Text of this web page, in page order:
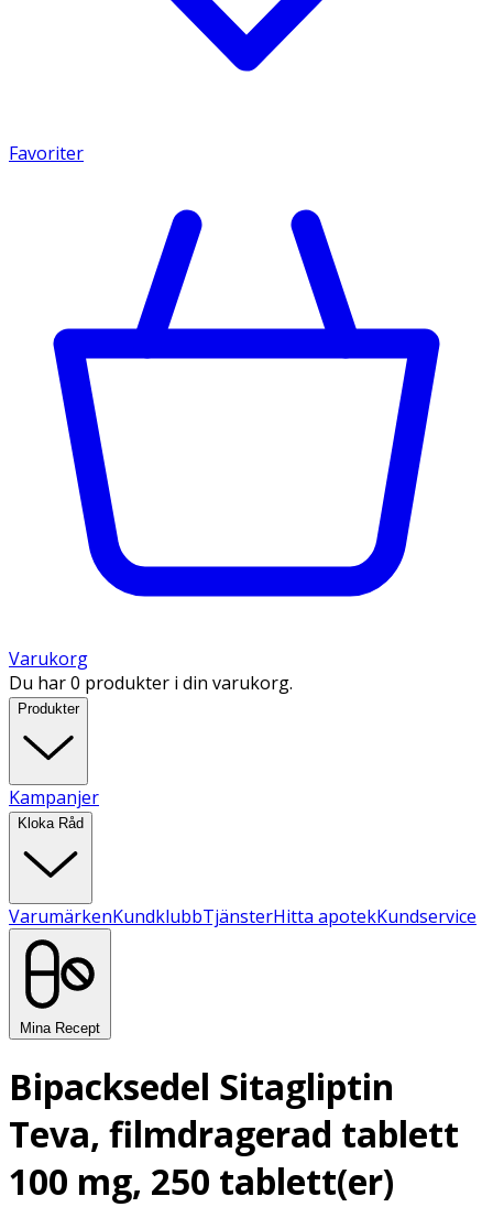
Favoriter
Varukorg
Du har 0 produkter i din varukorg.
Produkter
Kampanjer
Kloka Råd
VarumärkenKundklubbTjänsterHitta apotekKundservice
Mina Recept
Bipacksedel Sitagliptin
Teva, filmdragerad tablett
100 mg, 250 tablett(er)